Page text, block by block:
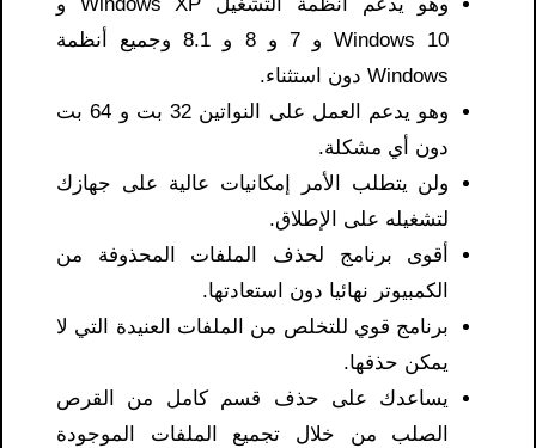
وهو يدعم أنظمة التشغيل Windows XP و
Windows 10 و 7 و 8 و 8.1 وجميع أنظمة
Windows دون استثناء.
وهو يدعم العمل على النواتين 32 بت و 64 بت
دون أي مشكلة.
ولن يتطلب الأمر إمكانيات عالية على جهازك
لتشغيله على الإطلاق.
أقوى برنامج لحذف الملفات المحذوفة من
الكمبيوتر نهائيا دون استعادتها.
برنامج قوي للتخلص من الملفات العنيدة التي لا
يمكن حذفها.
يساعدك على حذف قسم كامل من القرص
الصلب من خلال تجميع الملفات الموجودة